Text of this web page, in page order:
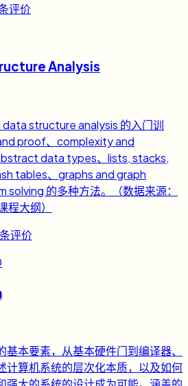
评价
Analysis
structure analysis 的入门训
proof、complexity and
data types、lists, stacks,
tables、graphs and graph
的多种方法。（数据来源：
大纲）
条评价
本要素，从基本硬件门到编译器、
计算机系统的层次化本质，以及如何